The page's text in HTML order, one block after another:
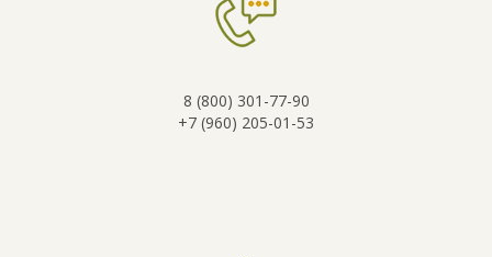
8 (800) 301-77-90
+7 (960) 205-01-53